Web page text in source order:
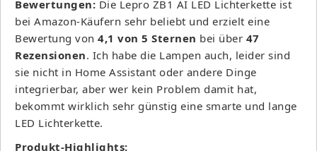
Bewertungen: Die Lepro ZB1 AI LED Lichterkette ist
bei Amazon-Käufern sehr beliebt und erzielt eine
Bewertung von 4,1 von 5 Sternen bei über 47
Rezensionen. Ich habe die Lampen auch, leider sind
sie nicht in Home Assistant oder andere Dinge
integrierbar, aber wer kein Problem damit hat,
bekommt wirklich sehr günstig eine smarte und lange
LED Lichterkette.
Produkt-Highlights: